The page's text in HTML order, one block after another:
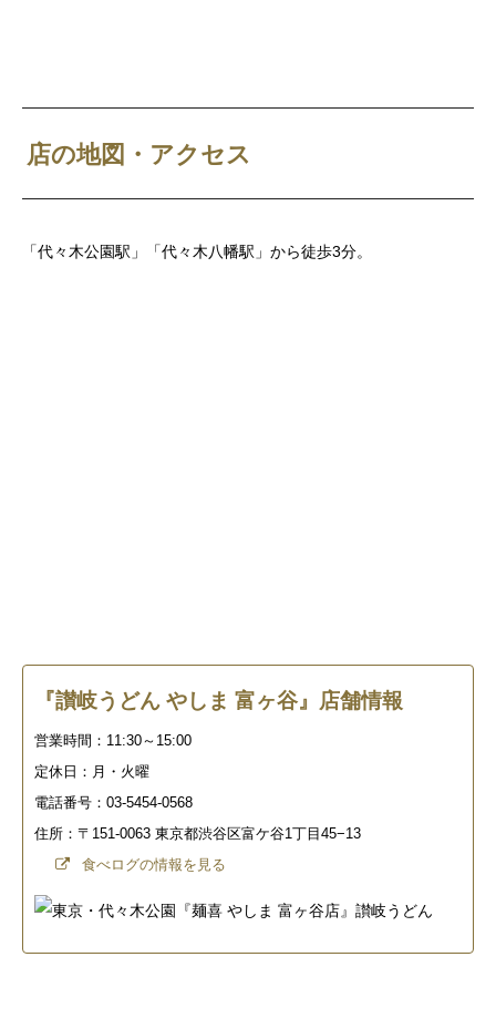
店の地図・アクセス
「代々木公園駅」「代々木八幡駅」から徒歩3分。
『讃岐うどん やしま 富ヶ谷』店舗情報
営業時間：11:30～15:00
定休日：月・火曜
電話番号：03-5454-0568
住所：〒151-0063 東京都渋谷区富ケ谷1丁目45−13
食べログの情報を見る